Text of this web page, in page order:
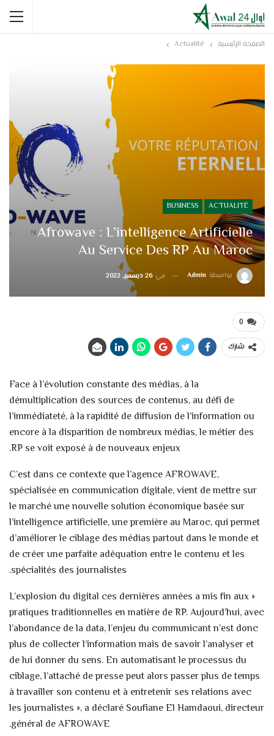
الصفحة الرئيسية Actualité
ACTUALITÉ
BUSINESS
Afrowave : L’intelligence Artificielle
Au Service Des RP Au Maroc
بواسطة Admin في 26 ديسمبر, 2022
0
شارك
Face à l’évolution constante des médias, à la
démultiplication des sources de contenus, au défi de
l’immédiateté, à la rapidité de diffusion de l’information ou
encore à la disparition de nombreux médias, le métier des
RP se voit exposé à de nouveaux enjeux.
C’est dans ce contexte que l’agence AFROWAVE,
spécialisée en communication digitale, vient de mettre sur
le marché une nouvelle solution économique basée sur
l’intelligence artificielle, une première au Maroc, qui permet
d’améliorer le ciblage des médias partout dans le monde et
de créer une parfaite adéquation entre le contenu et les
spécialités des journalistes.
« L’explosion du digital ces dernières années a mis fin aux
pratiques traditionnelles en matière de RP. Aujourd’hui, avec
l’abondance de la data, l’enjeu du communicant n’est donc
plus de collecter l’information mais de savoir l’analyser et
de lui donner du sens. En automatisant le processus du
ciblage, l’attaché de presse peut alors passer plus de temps
à travailler son contenu et à entretenir ses relations avec
les journalistes », a déclaré Soufiane El Hamdaoui, directeur
général de AFROWAVE.